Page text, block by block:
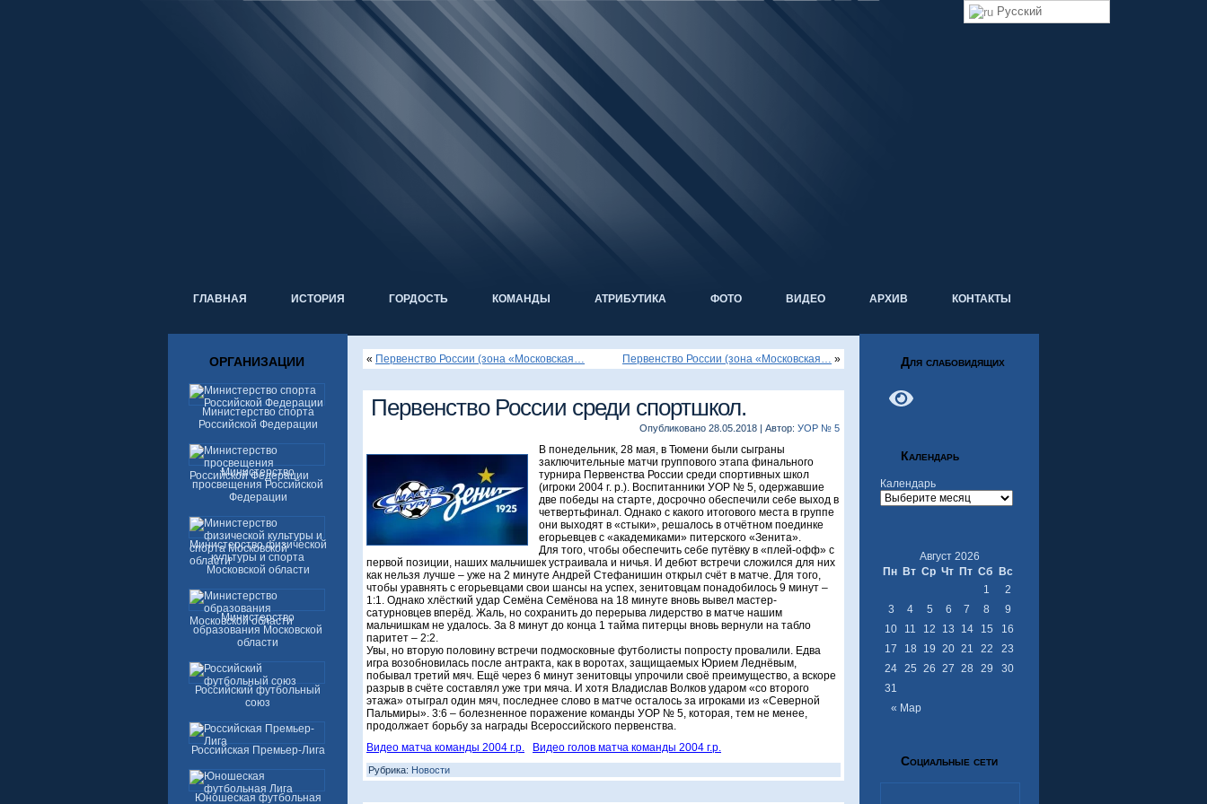
ГЛАВНАЯ ИСТОРИЯ ГОРДОСТЬ КОМАНДЫ АТРИБУТИКА ФОТО ВИДЕО АРХИВ КОНТАКТЫ
ОРГАНИЗАЦИИ
Министерство спорта
Российской Федерации
Министерство
просвещения Российской
Федерации
Министерство физической
культуры и спорта
Московской области
Министерство
образования Московской
области
Российский футбольный
союз
Российская Премьер-Лига
Юношеская футбольная
« Первенство России (зона «Московская… Первенство России (зона «Московская… »
Первенство России среди спортшкол.
Опубликовано 28.05.2018 | Автор: УОР № 5
В понедельник, 28 мая, в Тюмени были сыграны
заключительные матчи группового этапа финального
турнира Первенства России среди спортивных школ
(игроки 2004 г. р.). Воспитанники УОР № 5, одержавшие
две победы на старте, досрочно обеспечили себе выход в
четвертьфинал. Однако с какого итогового места в группе
они выходят в «стыки», решалось в отчётном поединке
егорьевцев с «академиками» питерского «Зенита».
Для того, чтобы обеспечить себе путёвку в «плей-офф» с
первой позиции, наших мальчишек устраивала и ничья. И дебют встречи сложился для них
как нельзя лучше – уже на 2 минуте Андрей Стефанишин открыл счёт в матче. Для того,
чтобы уравнять с егорьевцами свои шансы на успех, зенитовцам понадобилось 9 минут –
1:1. Однако хлёсткий удар Семёна Семёнова на 18 минуте вновь вывел мастер-
сатурновцев вперёд. Жаль, но сохранить до перерыва лидерство в матче нашим
мальчишкам не удалось. За 8 минут до конца 1 тайма питерцы вновь вернули на табло
паритет – 2:2.
Увы, но вторую половину встречи подмосковные футболисты попросту провалили. Едва
игра возобновилась после антракта, как в воротах, защищаемых Юрием Леднёвым,
побывал третий мяч. Ещё через 6 минут зенитовцы упрочили своё преимущество, а вскоре
разрыв в счёте составлял уже три мяча. И хотя Владислав Волков ударом «со второго
этажа» отыграл один мяч, последнее слово в матче осталось за игроками из «Северной
Пальмиры». 3:6 – болезненное поражение команды УОР № 5, которая, тем не менее,
продолжает борьбу за награды Всероссийского первенства.
Видео матча команды 2004 г.р.
Видео голов матча команды 2004 г.р.
Рубрика: Новости
Для слабовидящих
Календарь
Календарь
Август 2026
Пн Вт Ср Чт Пт Сб Вс
« Мар
1
2
3
4 5 6 7 8
9
10
11 12 13 14 15
16
17
18 19 20 21 22
23
24 25 26 27 28 29
30
31
Социальные сети
Русский